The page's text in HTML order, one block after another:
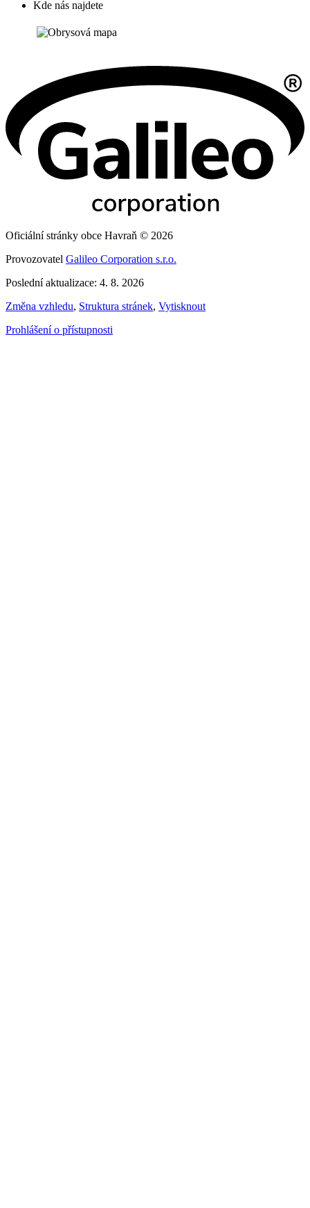
Kde nás najdete
Oficiální stránky obce Havraň © 2026
Provozovatel Galileo Corporation s.r.o.
Poslední aktualizace: 4. 8. 2026
Změna vzhledu, Struktura stránek, Vytisknout
Prohlášení o přístupnosti